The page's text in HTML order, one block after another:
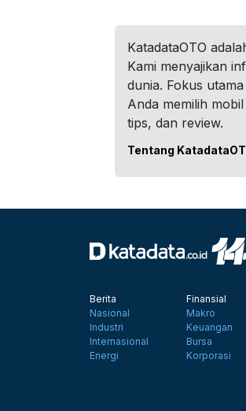
KatadataOTO
Kami menyajikan
dunia. Fokus
Anda memilih
tips, dan review.
Tentang
Berita
Nasional
Industri
Internasional
Energi
Finansial
Makro
Keuangan
Bursa
Korporasi